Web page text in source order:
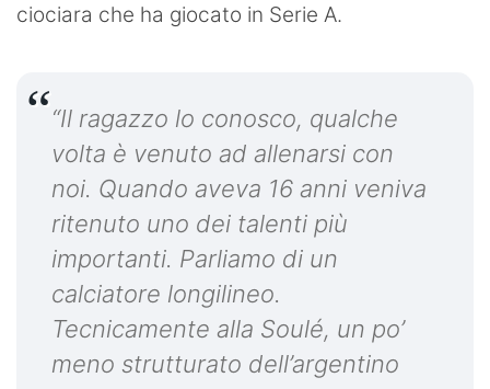
ciociara che ha giocato in Serie A.
“Il ragazzo lo conosco, qualche
volta è venuto ad allenarsi con
noi. Quando aveva 16 anni veniva
ritenuto uno dei talenti più
importanti. Parliamo di un
calciatore longilineo.
Tecnicamente alla Soulé, un po’
meno strutturato dell’argentino